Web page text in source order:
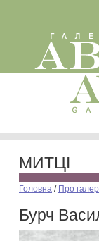
МИТЦІ
Головна / Про
Бурч